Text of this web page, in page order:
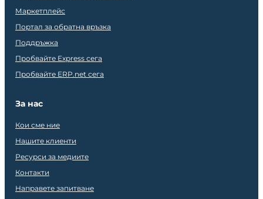
Маркетплейс
Портал за обратна връзка
Поддръжка
Пробвайте Express сега
Пробвайте ERP.net сега
За нас
Кои сме ние
Нашите клиенти
Ресурси за медиите
Контакти
Направете запитване